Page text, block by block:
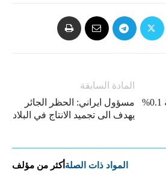
المادة السابقة
مسؤول ايراني: الحظر الجائر
یهدف الى تجمید الانتاج في البلاد
خام “برنت” يرتفع بنسبة 0.1%
المواد ذات الصلة أكثر من مؤلف